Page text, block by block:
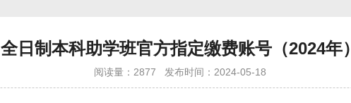
全日制本科助学班官方指定缴费账号（2024年）
阅读量：2877 发布时间：2024-05-18